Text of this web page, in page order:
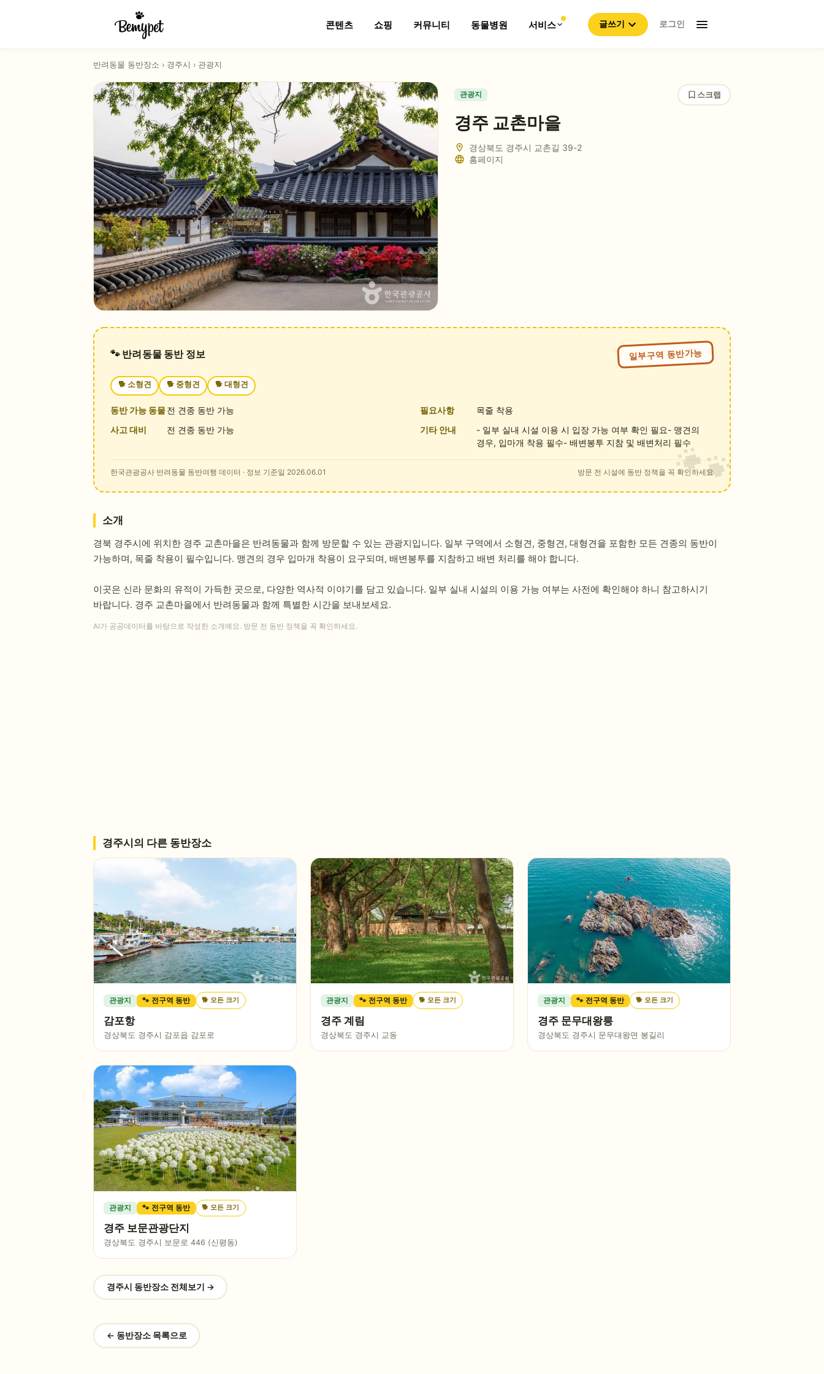
콘텐츠 쇼핑 커뮤니티 동물병원 서비스 글쓰기 로그인
반려동물 동반장소 › 경주시 › 관광지
관광지 스크랩
경주 교촌마을
경상북도 경주시 교촌길 39-2
홈페이지
🐾 반려동물 동반 정보 일부구역 동반가능
🐕 소형견 🐕 중형견 🐕 대형견
동반 가능 동물전 견종 동반 가능 필요사항
목줄 착용
사고 대비
전 견종 동반 가능 기타 안내
- 일부 실내 시설 이용 시 입장 가능 여부 확인 필요- 맹견의
경우, 입마개 착용 필수- 배변봉투 지참 및 배변처리 필수
한국관광공사 반려동물 동반여행 데이터 · 정보 기준일 2026.06.01 방문 전 시설에 동반 정책을 꼭 확인하세요
소개
경북 경주시에 위치한 경주 교촌마을은 반려동물과 함께 방문할 수 있는 관광지입니다. 일부 구역에서 소형견, 중형견, 대형견을 포함한 모든 견종의 동반이
가능하며, 목줄 착용이 필수입니다. 맹견의 경우 입마개 착용이 요구되며, 배변봉투를 지참하고 배변 처리를 해야 합니다.
이곳은 신라 문화의 유적이 가득한 곳으로, 다양한 역사적 이야기를 담고 있습니다. 일부 실내 시설의 이용 가능 여부는 사전에 확인해야 하니 참고하시기
바랍니다. 경주 교촌마을에서 반려동물과 함께 특별한 시간을 보내보세요.
AI가 공공데이터를 바탕으로 작성한 소개예요. 방문 전 동반 정책을 꼭 확인하세요.
경주시의 다른 동반장소
관광지 🐾 전구역 동반 🐕 모든 크기
감포항
경상북도 경주시 감포읍 감포로
관광지 🐾 전구역 동반 🐕 모든 크기
경주 계림
경상북도 경주시 교동
관광지 🐾 전구역 동반 🐕 모든 크기
경주 문무대왕릉
경상북도 경주시 문무대왕면 봉길리
관광지 🐾 전구역 동반 🐕모든 크기
경주 보문관광단지
경상북도 경주시 보문로 446 (신평동)
경주시 동반장소 전체보기 →
← 동반장소 목록으로